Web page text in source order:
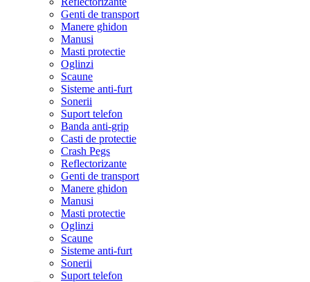
Genti de transport
Manere ghidon
Manusi
Masti protectie
Oglinzi
Scaune
Sisteme anti-furt
Sonerii
Suport telefon
Banda anti-grip
Casti de protectie
Crash Pegs
Reflectorizante
Genti de transport
Manere ghidon
Manusi
Masti protectie
Oglinzi
Scaune
Sisteme anti-furt
Sonerii
Suport telefon